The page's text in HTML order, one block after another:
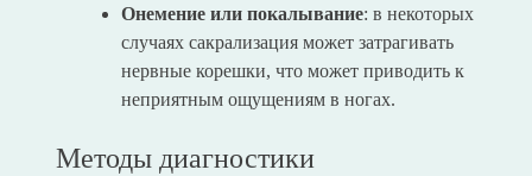
Онемение или покалывание: в некоторых
случаях сакрализация может затрагивать
нервные корешки, что может приводить к
неприятным ощущениям в ногах.
Методы диагностики